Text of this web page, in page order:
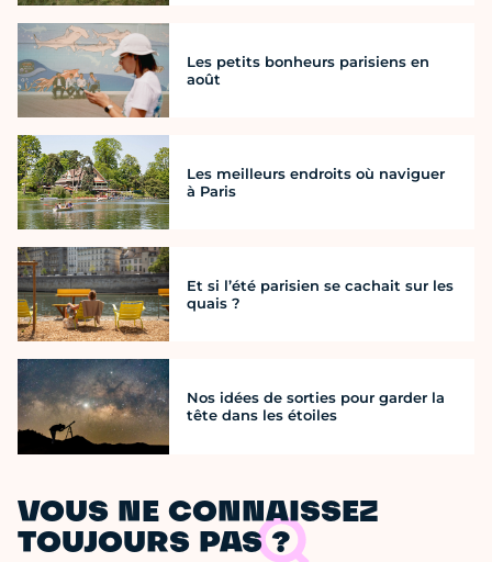
Les petits bonheurs parisiens en
août
Les meilleurs endroits où naviguer
à Paris
Et si l’été parisien se cachait sur les
quais ?
Nos idées de sorties pour garder la
tête dans les étoiles
VOUS NE CONNAISSEZ
TOUJOURS PAS ?